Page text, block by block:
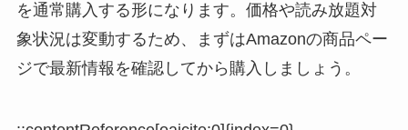
を通常購入する形になります。価格や読み放題対
象状況は変動するため、まずはAmazonの商品ペー
ジで最新情報を確認してから購入しましょう。